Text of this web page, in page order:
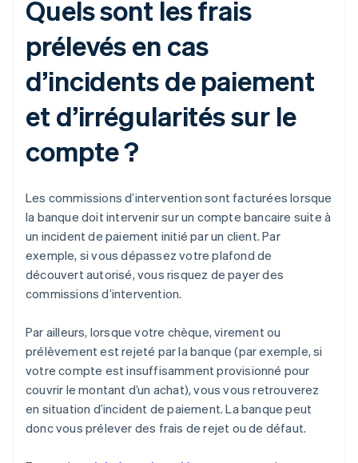
Quels sont les frais
prélevés en cas
d’incidents de paiement
et d’irrégularités sur le
compte ?
Les commissions d’intervention sont facturées lorsque
la banque doit intervenir sur un compte bancaire suite à
un incident de paiement initié par un client. Par
exemple, si vous dépassez votre plafond de
découvert autorisé, vous risquez de payer des
commissions d’intervention.
Par ailleurs, lorsque votre chèque, virement ou
prélèvement est rejeté par la banque (par exemple, si
votre compte est insuffisamment provisionné pour
couvrir le montant d’un achat), vous vous retrouverez
en situation d’incident de paiement. La banque peut
donc vous prélever des frais de rejet ou de défaut.